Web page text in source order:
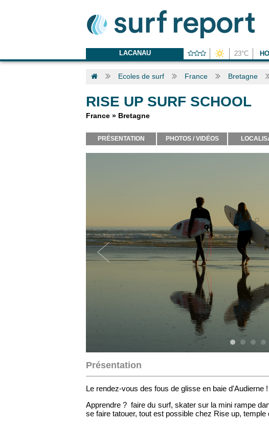
LACANAU 23°C
Ecoles de surf France Bretagne
RISE UP SURF SCHOOL
France » Bretagne
PRÉSENTATION PHOTOS / VIDÉOS
Présentation
Le rendez-vous des fous de glisse en baie d'Audierne !
Apprendre ? faire du surf, skater sur la mini rampe
se faire tatouer, tout est possible chez Rise up, temple